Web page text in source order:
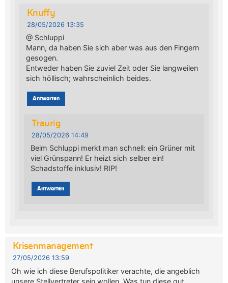
Knuffy
28/05/2026 13:35
@ Schluppi
Mann, da haben Sie sich aber was aus den Fingern
gesogen.
Entweder haben Sie zuviel Zeit oder Sie langweilen
sich höllisch; wahrscheinlich beides.
Antworten
Traurig
28/05/2026 14:49
Beim Schluppi merkt man schnell: ein Grüner mit
viel Grünspann! Er heizt sich selber ein!
Schadstoffe inklusiv! RIP!
Antworten
Krisenmanagement
27/05/2026 13:59
Oh wie ich diese Berufspolitiker verachte, die angeblich
unsere Stellvertreter sein wollen. Was tun diese gut